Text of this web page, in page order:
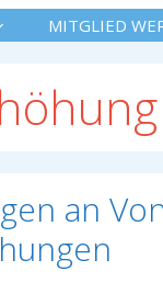
MITGLIED
an